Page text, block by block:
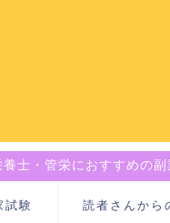
養士・管栄におすすめの
試験 読者さんから